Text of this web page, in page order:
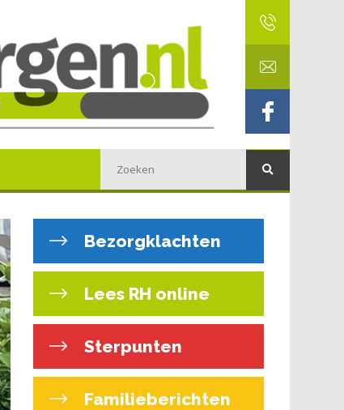
Bezorgklachten
Lees RH online
Sterpunten
Familieberichten